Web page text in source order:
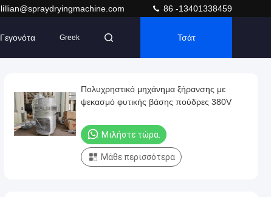
lillian@spraydryingmachine.com 86 -13401338459
Γεγονότα Greek Τσάτ
Πολυχρηστικό μηχάνημα ξήρανσης με
ψεκασμό φυτικής βάσης πούδρες 380V
Μιλήστε τώρα.
Μάθε περισσότερα